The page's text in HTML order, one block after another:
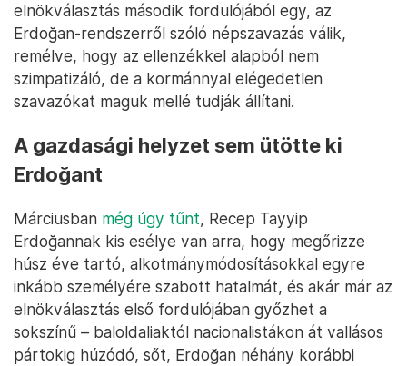
elnökválasztás második fordulójából egy, az
Erdoğan-rendszerről szóló népszavazás válik,
remélve, hogy az ellenzékkel alapból nem
szimpatizáló, de a kormánnyal elégedetlen
szavazókat maguk mellé tudják állítani.
A gazdasági helyzet sem ütötte ki
Erdoğant
Márciusban még úgy tűnt, Recep Tayyip
Erdoğannak kis esélye van arra, hogy megőrizze
húsz éve tartó, alkotmánymódosításokkal egyre
inkább személyére szabott hatalmát, és akár már az
elnökválasztás első fordulójában győzhet a
sokszínű – baloldaliaktól nacionalistákon át vallásos
pártokig húzódó, sőt, Erdoğan néhány korábbi